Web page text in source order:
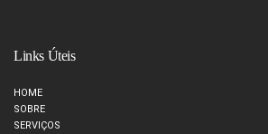
Links Úteis
HOME
SOBRE
SERVIÇOS